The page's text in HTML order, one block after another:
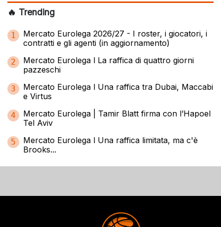
🔥 Trending
1
Mercato Eurolega 2026/27 - I roster, i giocatori, i
contratti e gli agenti (in aggiornamento)
2
Mercato Eurolega l La raffica di quattro giorni
pazzeschi
3
Mercato Eurolega l Una raffica tra Dubai, Maccabi
e Virtus
4
Mercato Eurolega | Tamir Blatt firma con l’Hapoel
Tel Aviv
5
Mercato Eurolega l Una raffica limitata, ma c'è
Brooks...